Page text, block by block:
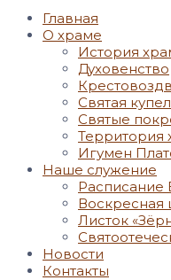
Главная
О храме
История
Духовенство
Святая
Святые
Территория
Игумен
Наше служение
Расписание
Воскресная
Листок
Новости
Контакты